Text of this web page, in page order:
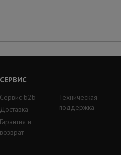
СЕРВИС
Сервис b2b
Доставка
Гарантия и
возврат
Техническая
поддержка